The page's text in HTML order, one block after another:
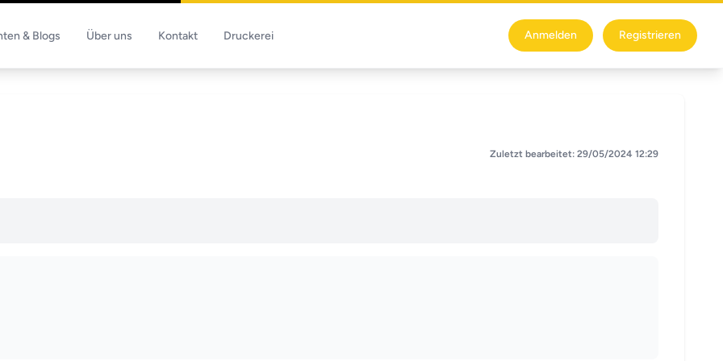
& Blogs Über uns Kontakt Druckerei Anmelden Registrieren
Zuletzt bearbeitet: 29/05/2024 12:29